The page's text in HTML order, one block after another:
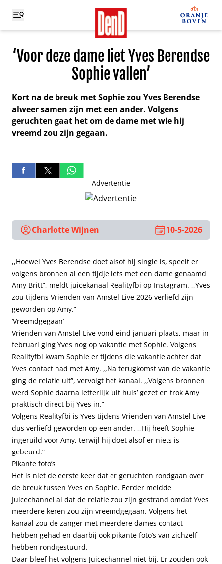
‘Voor deze dame liet Yves Berendse
Sophie vallen’
Kort na de breuk met Sophie zou Yves Berendse
alweer samen zijn met een ander. Volgens
geruchten gaat het om de dame met wie hij
vreemd zou zijn gegaan.
Advertentie
Charlotte Wijnen 10-5-2026
,,Hoewel Yves Berendse doet alsof hij single is, speelt er
volgens bronnen al een tijdje iets met een dame genaamd
Amy Britt”, meldt juicekanaal Realityfbi op Instagram. ,,Yves
zou tijdens Vrienden van Amstel Live 2026 verliefd zijn
geworden op Amy.”
‘Vreemdgegaan’
Vrienden van Amstel Live vond eind januari plaats, maar in
februari ging Yves nog op vakantie met Sophie. Volgens
Realityfbi kwam Sophie er tijdens die vakantie achter dat
Yves contact had met Amy. ,,Na terugkomst van de vakantie
ging de relatie uit”, vervolgt het kanaal. ,,Volgens bronnen
werd Sophie daarna letterlijk ‘uit huis’ gezet en trok Amy
praktisch direct bij Yves in.”
Volgens Realityfbi is Yves tijdens Vrienden van Amstel Live
dus verliefd geworden op een ander. ,,Hij heeft Sophie
ingeruild voor Amy, terwijl hij doet alsof er niets is
gebeurd.”
Pikante foto’s
Het is niet de eerste keer dat er geruchten rondgaan over
de breuk tussen Yves en Sophie. Eerder meldde
Juicechannel al dat de relatie zou zijn gestrand omdat Yves
meerdere keren zou zijn vreemdgegaan. Volgens het
kanaal zou de zanger met meerdere dames contact
hebben gehad en daarbij ook pikante foto’s van zichzelf
hebben rondgestuurd.
Daar bleef het volgens Juicechannel niet bij. Er zouden ook